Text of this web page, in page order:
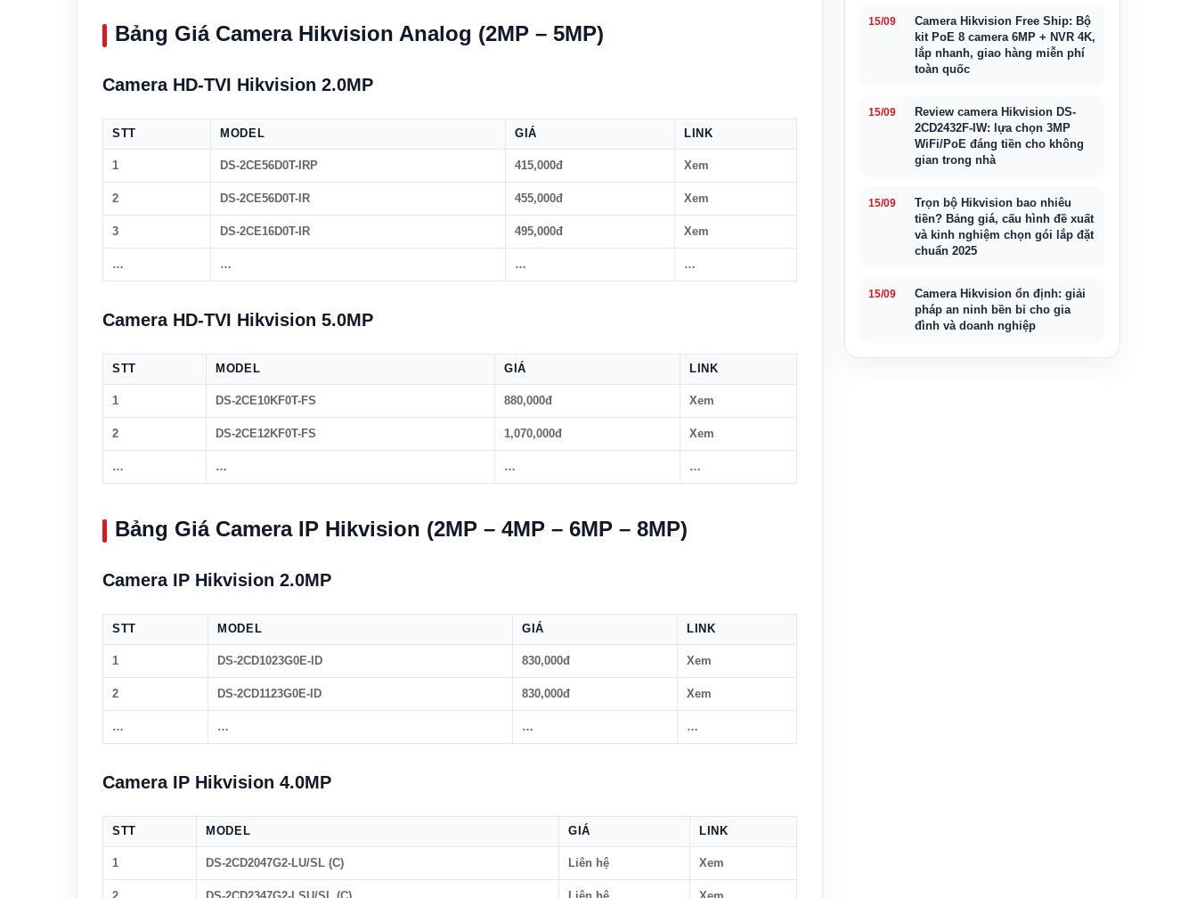
Bảng Giá Camera Hikvision Analog (2MP – 5MP)
Camera HD-TVI Hikvision 2.0MP
STT MODEL GIÁ LINK
1 DS-2CE56D0T-IRP 415,000đ Xem
2 DS-2CE56D0T-IR 455,000đ Xem
3 DS-2CE16D0T-IR 495,000đ Xem
… … … …
Camera HD-TVI Hikvision 5.0MP
STT MODEL GIÁ LINK
1 DS-2CE10KF0T-FS 880,000đ Xem
2 DS-2CE12KF0T-FS 1,070,000đ Xem
… … … …
Bảng Giá Camera IP Hikvision (2MP – 4MP – 6MP – 8MP)
Camera IP Hikvision 2.0MP
STT MODEL GIÁ LINK
1 DS-2CD1023G0E-ID 830,000đ Xem
2 DS-2CD1123G0E-ID 830,000đ Xem
… … … …
Camera IP Hikvision 4.0MP
STT MODEL GIÁ LINK
1 DS-2CD2047G2-LU/SL (C) Liên hệ Xem
15/09
Camera Hikvision Free Ship: Bộ
kit PoE 8 camera 6MP + NVR 4K,
lắp nhanh, giao hàng miễn phí
toàn quốc
15/09
Review camera Hikvision DS-
2CD2432F-IW: lựa chọn 3MP
WiFi/PoE đáng tiền cho không
gian trong nhà
15/09
Trọn bộ Hikvision bao nhiêu
tiền? Bảng giá, cấu hình đề xuất
và kinh nghiệm chọn gói lắp đặt
chuẩn 2025
15/09
Camera Hikvision ổn định: giải
pháp an ninh bền bỉ cho gia
đình và doanh nghiệp